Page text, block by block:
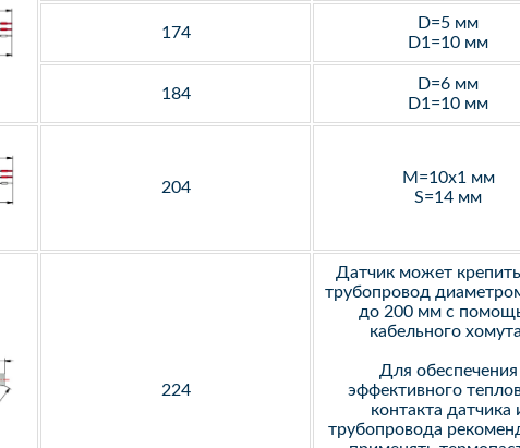
174
D=5 мм
D1=10 мм
184
D=6 мм
D1=10 мм
204
M=10х1 мм
S=14 мм
224
Датчик может
трубопровод
до 200 мм с
кабельного
Для обеспечения
эффективного
контакта датчика
трубопровода